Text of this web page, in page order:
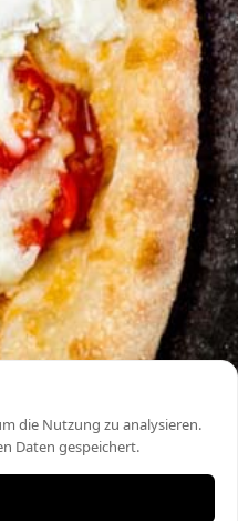
die Nutzung zu analysieren.
Daten gespeichert.